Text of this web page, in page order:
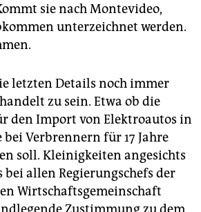
sie nach Montevideo,
unterzeichnet werden.
letzten Details noch immer
zu sein. Etwa ob die
den Import von Elektroautos in
Verbrennern für 17 Jahre
soll. Kleinigkeiten angesichts
bei allen Regierungschefs der
Wirtschaftsgemeinschaft